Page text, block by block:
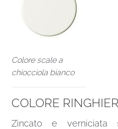
Colore scale a
chiocciola bianco
COLORE
Zincato e verniciata